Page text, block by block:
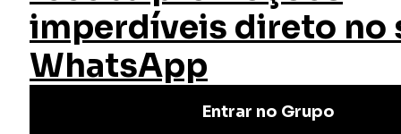
Curso Crédito e Cobrança
Este curso foi desenvolvido para ajudá-lo a entender os
diferentes tipos de linhas de crédito, questões legais e
etapas da análise subjetiva de crédito.